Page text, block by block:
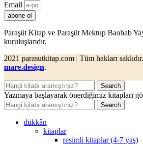
Email
abone ol
Paraşüt Kitap ve Paraşüt Mektup Baobab
kuruluşlarıdır.
2021 parasutkitap.com | Tüm hakları
mare.design.
Search
Yazmaya başlayarak önerdiğimiz kitapları
Search
dükkân
kitaplar
resimli kitaplar (4-7 yaş)